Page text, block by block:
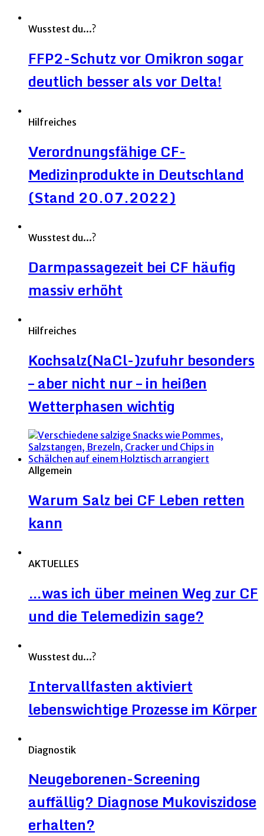
Wusstest du...?
FFP2-Schutz vor Omikron sogar
deutlich besser als vor Delta!
Hilfreiches
Verordnungsfähige CF-
Medizinprodukte in Deutschland
(Stand 20.07.2022)
Wusstest du...?
Darmpassagezeit bei CF häufig
massiv erhöht
Hilfreiches
Kochsalz(NaCl-)zufuhr besonders
– aber nicht nur – in heißen
Wetterphasen wichtig
Allgemein
Warum Salz bei CF Leben retten
kann
AKTUELLES
…was ich über meinen Weg zur CF
und die Telemedizin sage?
Wusstest du...?
Intervallfasten aktiviert
lebenswichtige Prozesse im Körper
Diagnostik
Neugeborenen-Screening
auffällig? Diagnose Mukoviszidose
erhalten?